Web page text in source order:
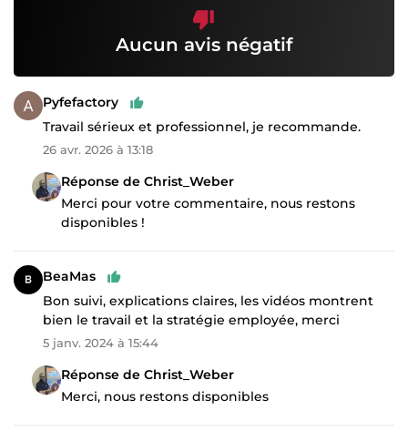
Aucun avis négatif
Pyfefactory
Travail sérieux et professionnel, je recommande.
26 avr. 2026 à 13:18
Réponse de Christ_Weber
Merci pour votre commentaire, nous restons
disponibles !
BeaMas
Bon suivi, explications claires, les vidéos montrent
bien le travail et la stratégie employée, merci
5 janv. 2024 à 15:44
Réponse de Christ_Weber
Merci, nous restons disponibles